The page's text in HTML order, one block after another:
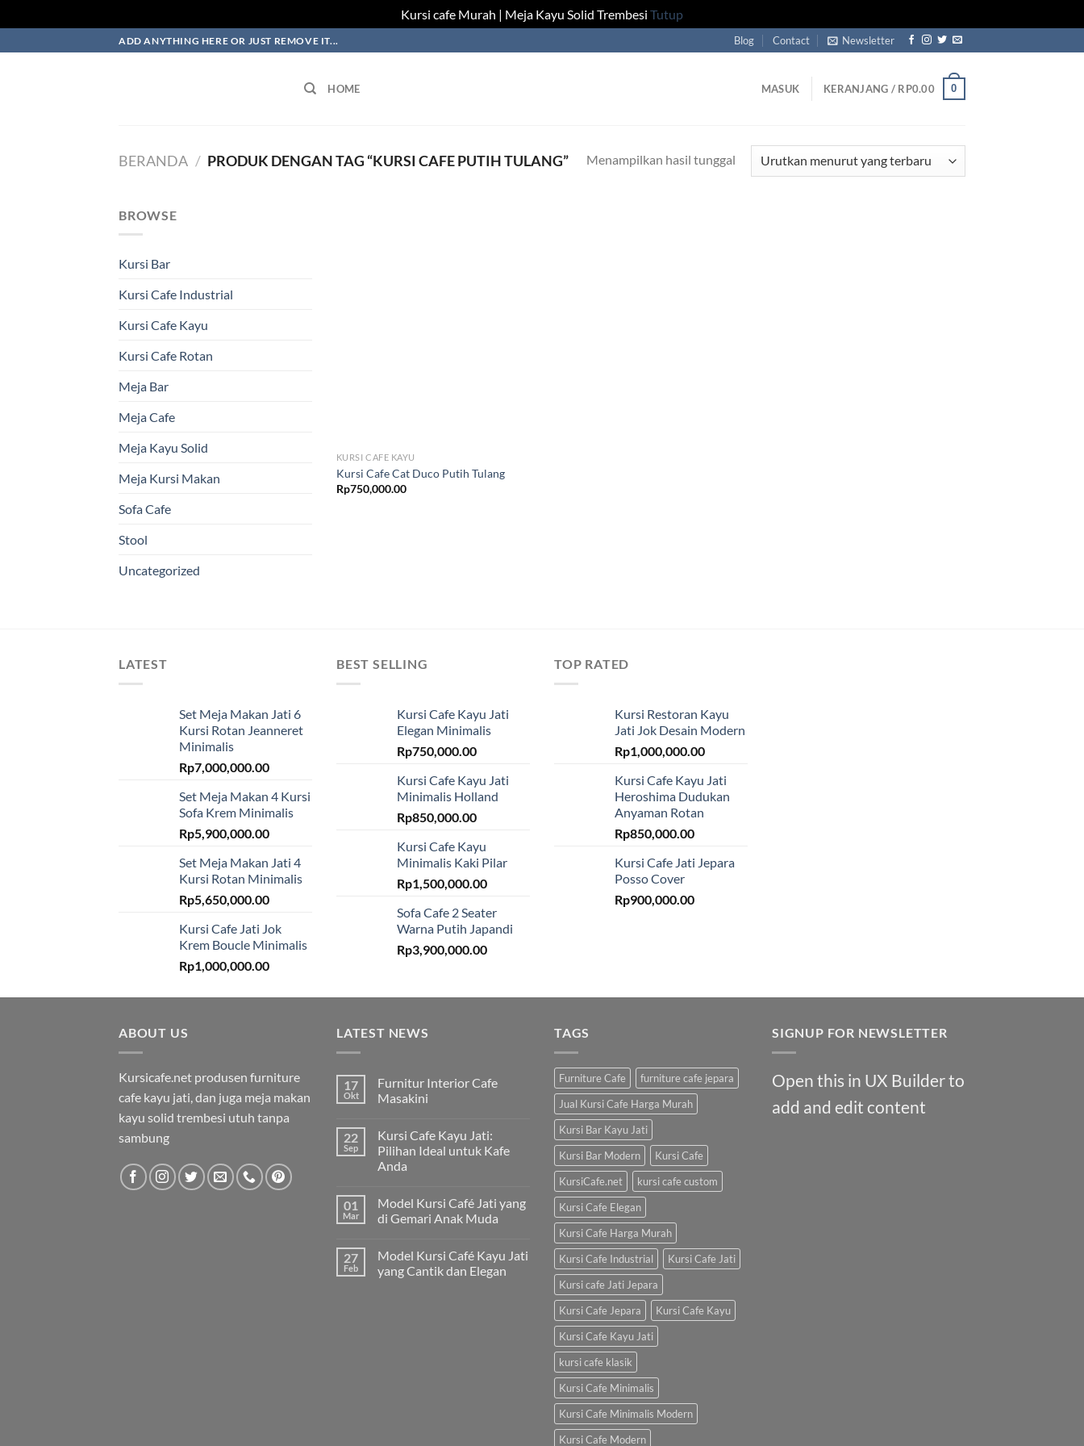
Kursi cafe Murah | Meja Kayu Solid Trembesi Tutup
to
ADD ANYTHING HERE OR JUST REMOVE IT... Blog Contact Newsletter
HOME MASUK KERANJANG / RP0.00 0
BERANDA / PRODUK DENGAN TAG “KURSI CAFE PUTIH TULANG” Menampilkan hasil tunggal
BROWSE
Kursi Bar
Kursi Cafe Industrial
Kursi Cafe Kayu
Kursi Cafe Rotan
Meja Bar
Meja Cafe
Meja Kayu Solid
Meja Kursi Makan
Sofa Cafe
Stool
Uncategorized
KURSI CAFE KAYU
Kursi Cafe Cat Duco Putih Tulang
Rp750,000.00
LATEST
Set Meja Makan Jati 6
Kursi Rotan Jeanneret
Minimalis
Rp7,000,000.00
Set Meja Makan 4 Kursi
Sofa Krem Minimalis
Rp5,900,000.00
Set Meja Makan Jati 4
Kursi Rotan Minimalis
Rp5,650,000.00
Kursi Cafe Jati Jok
Krem Boucle Minimalis
Rp1,000,000.00
BEST SELLING
Kursi Cafe Kayu Jati
Elegan Minimalis
Rp750,000.00
Kursi Cafe Kayu Jati
Minimalis Holland
Rp850,000.00
Kursi Cafe Kayu
Minimalis Kaki Pilar
Rp1,500,000.00
Sofa Cafe 2 Seater
Warna Putih Japandi
Rp3,900,000.00
TOP RATED
Kursi Restoran Kayu
Jati Jok Desain Modern
Rp1,000,000.00
Kursi Cafe Kayu Jati
Heroshima Dudukan
Anyaman Rotan
Rp850,000.00
Kursi Cafe Jati Jepara
Posso Cover
Rp900,000.00
ABOUT US
Kursicafe.net produsen furniture
cafe kayu jati, dan juga meja makan
kayu solid trembesi utuh tanpa
sambung
LATEST NEWS
17
Okt
Furnitur Interior Cafe
Masakini
22
Sep
Kursi Cafe Kayu Jati:
Pilihan Ideal untuk Kafe
Anda
01
Mar
Model Kursi Café Jati yang
di Gemari Anak Muda
27
Feb
Model Kursi Café Kayu Jati
yang Cantik dan Elegan
TAGS
Furniture Cafe
furniture cafe jepara
Jual Kursi Cafe Harga Murah
Kursi Bar Kayu Jati
Kursi Bar Modern
Kursi Cafe
KursiCafe.net
kursi cafe custom
Kursi Cafe Elegan
Kursi Cafe Harga Murah
Kursi Cafe Industrial
Kursi Cafe Jati
Kursi cafe Jati Jepara
Kursi Cafe Jepara
Kursi Cafe Kayu
Kursi Cafe Kayu Jati
kursi cafe klasik
Kursi Cafe Minimalis
Kursi Cafe Minimalis Modern
Kursi Cafe Modern
SIGNUP FOR NEWSLETTER
Open this in UX Builder to
add and edit content